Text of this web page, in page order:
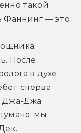
такой
Фаннинг — это
После
в духе
сперва
Джа-Джа
мы